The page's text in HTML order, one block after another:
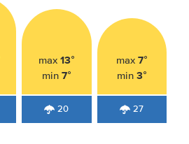
max 13°
min 7°
20
max 7°
min 3°
27